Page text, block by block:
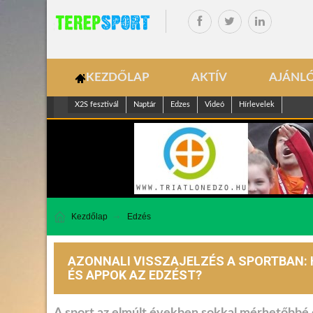
KEZDŐLAP AKTÍV
X2S fesztivál Naptár Edzes Videó Hírlevelek
Kezdőlap Edzés
AZONNALI VISSZAJELZÉS A SPORTBAN:
ÉS APPOK AZ EDZÉST?